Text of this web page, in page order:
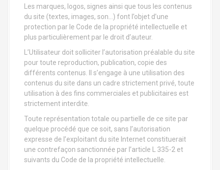
Les marques, logos, signes ainsi que tous les contenus
du site (textes, images, son…) font l’objet d’une
protection par le Code de la propriété intellectuelle et
plus particulièrement par le droit d’auteur.
L’Utilisateur doit solliciter l’autorisation préalable du site
pour toute reproduction, publication, copie des
différents contenus. Il s’engage à une utilisation des
contenus du site dans un cadre strictement privé, toute
utilisation à des fins commerciales et publicitaires est
strictement interdite.
Toute représentation totale ou partielle de ce site par
quelque procédé que ce soit, sans l’autorisation
expresse de l’exploitant du site Internet constituerait
une contrefaçon sanctionnée par l’article L 335-2 et
suivants du Code de la propriété intellectuelle.